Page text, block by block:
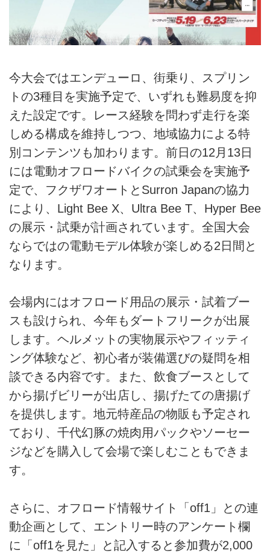
今大会ではエンデューロ、街乗り、スプリン
トの3種目を実施予定で、いずれも難易度を抑
えた設定です。レース経験を問わず走行を楽
しめる構成を維持しつつ、地域協力による特
別コンテンツも加わります。前日の12月13日
には電動オフロードバイクの試乗会を実施予
定で、フクザワオートとSurron Japanの協力
により、Light Bee X、Ultra Bee T、Hyper Bee
の展示・試乗が計画されています。全国大会
ならではの電動モデル体験が楽しめる2日間と
なります。
会場内にはオフロード用品の展示・試着ブー
スも設けられ、今年もダートフリークが出展
します。ヘルメットの実物展示やフィッティ
ング体験など、初心者が装備選びの疑問を相
談できる内容です。また、飲食ブースとして
から揚げビリーが出店し、揚げたての唐揚げ
を提供します。地元特産品の物販も予定され
ており、千代幻豚の焼肉用パックやソーセー
ジなどを購入して会場で楽しむこともできま
す。
さらに、オフロード情報サイト「off1」との連
動企画として、エントリー時のアンケート欄
に「off1を見た」と記入すると参加費が2,000